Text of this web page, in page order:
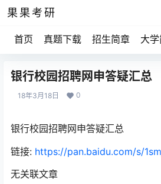
果果考研
首页 真题下载 招生简章 大
银行校园招聘网申答疑汇总
18年3月18日 0
银行校园招聘网申答疑汇总
链接: https://pan.baidu.com/s/
无关联文章